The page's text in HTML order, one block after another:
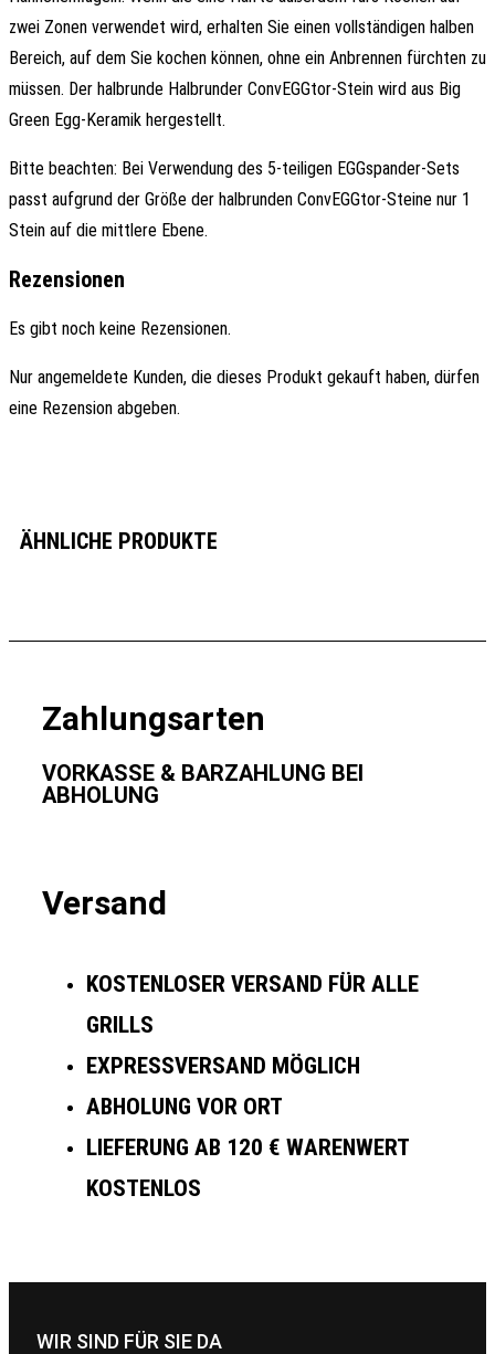
zwei Zonen verwendet wird, erhalten Sie einen vollständigen halben
Bereich, auf dem Sie kochen können, ohne ein Anbrennen fürchten zu
müssen. Der halbrunde Halbrunder ConvEGGtor-Stein wird aus Big
Green Egg-Keramik hergestellt.
Bitte beachten: Bei Verwendung des 5-teiligen EGGspander-Sets
passt aufgrund der Größe der halbrunden ConvEGGtor-Steine nur 1
Stein auf die mittlere Ebene.
Rezensionen
Es gibt noch keine Rezensionen.
Nur angemeldete Kunden, die dieses Produkt gekauft haben, dürfen
eine Rezension abgeben.
ÄHNLICHE PRODUKTE
Zahlungsarten
VORKASSE & BARZAHLUNG BEI
ABHOLUNG
Versand
KOSTENLOSER VERSAND FÜR ALLE
GRILLS
EXPRESSVERSAND MÖGLICH
ABHOLUNG VOR ORT
LIEFERUNG AB 120 € WARENWERT
KOSTENLOS
WIR SIND FÜR SIE DA